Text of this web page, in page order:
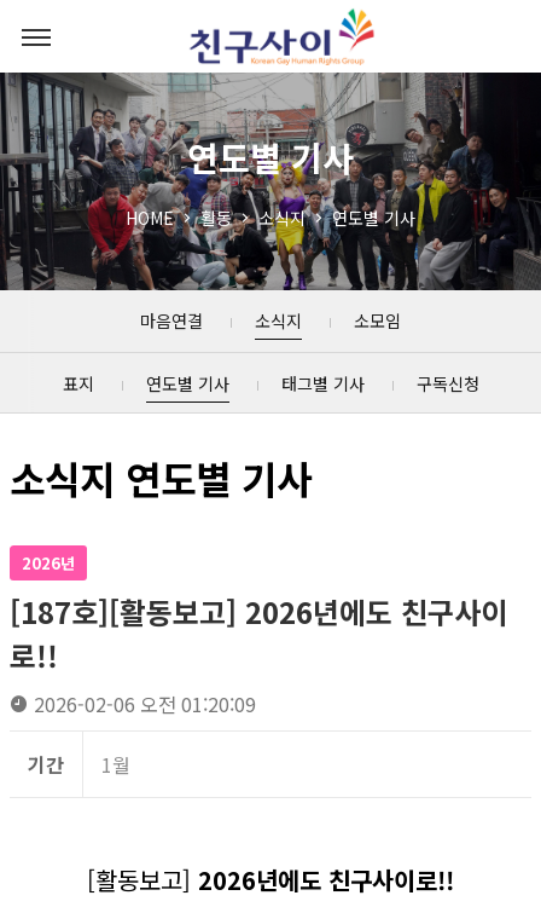
연도별 기사
HOME 활동 소식지 연도별 기사
마음연결 소식지 소모임
표지 연도별 기사 태그별 기사 구독신청
소식지 연도별 기사
2026년
[187호][활동보고] 2026년에도 친구사이
로!!
2026-02-06 오전 01:20:09
기간 1월
[활동보고] 2026년에도 친구사이로!!